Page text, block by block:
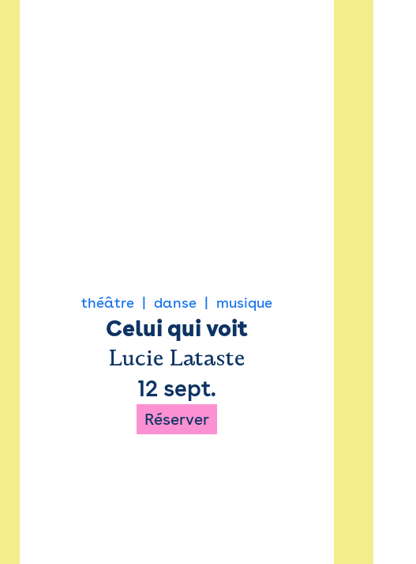
théâtre danse musique
Celui qui voit
Lucie Lataste
12 sept.
Réserver